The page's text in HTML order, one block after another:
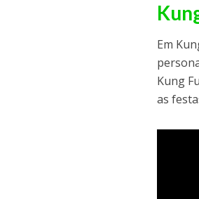
Em
Kung
as